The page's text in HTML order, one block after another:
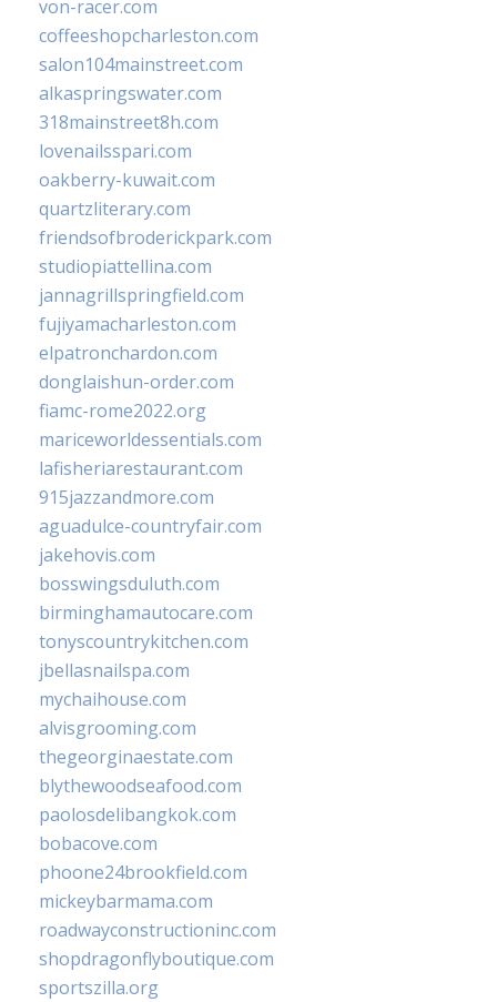
von-racer.com
coffeeshopcharleston.com
salon104mainstreet.com
alkaspringswater.com
318mainstreet8h.com
lovenailsspari.com
oakberry-kuwait.com
quartzliterary.com
friendsofbroderickpark.com
studiopiattellina.com
jannagrillspringfield.com
fujiyamacharleston.com
elpatronchardon.com
donglaishun-order.com
fiamc-rome2022.org
mariceworldessentials.com
lafisheriarestaurant.com
915jazzandmore.com
aguadulce-countryfair.com
jakehovis.com
bosswingsduluth.com
birminghamautocare.com
tonyscountrykitchen.com
jbellasnailspa.com
mychaihouse.com
alvisgrooming.com
thegeorginaestate.com
blythewoodseafood.com
paolosdelibangkok.com
bobacove.com
phoone24brookfield.com
mickeybarmama.com
roadwayconstructioninc.com
shopdragonflyboutique.com
sportszilla.org